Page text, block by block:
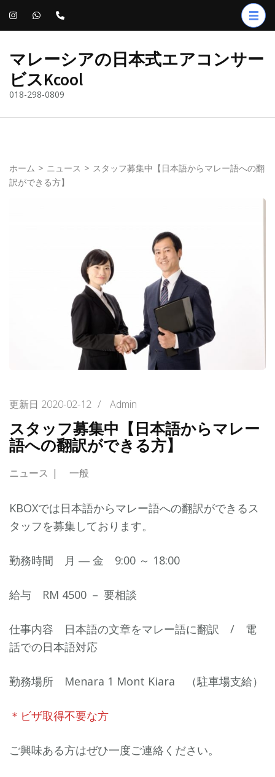
コ
へ
ス
プ
(Enter
マレーシアの日本式エアコンサー
ビスKcool
018-298-0809
ホーム > ニュース > スタッフ募集中【日本語からマレー語への翻
訳ができる方】
更新日 2020-02-12 / Admin
スタッフ募集中【日本語からマレー
語への翻訳ができる方】
ニュース 一般
KBOXでは日本語からマレー語への翻訳ができるス
タッフを募集しております。
勤務時間 月 ― 金 9:00 ～ 18:00
給与 RM 4500 － 要相談
仕事内容 日本語の文章をマレー語に翻訳 / 電
話での日本語対応
勤務場所 Menara 1 Mont Kiara （駐車場支給）
＊ビザ取得不要な方
ご興味ある方はぜひ一度ご連絡ください。